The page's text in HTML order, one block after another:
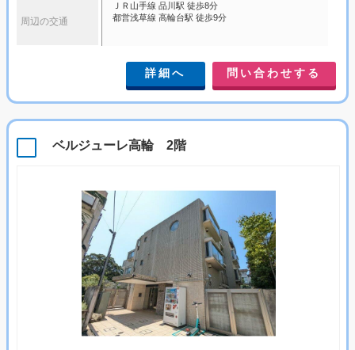
周辺の交通
ＪＲ山手線 品川駅 徒歩8分
都営浅草線 高輪台駅 徒歩9分
詳細へ 問い合わせする
ベルジューレ高輪 2階